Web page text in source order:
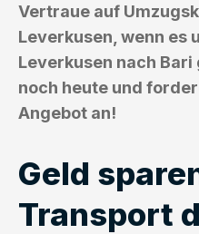
Vertraue auf
Leverkusen, wenn es
Leverkusen nach Bari
noch heute und
Angebot an!
Geld
Transport